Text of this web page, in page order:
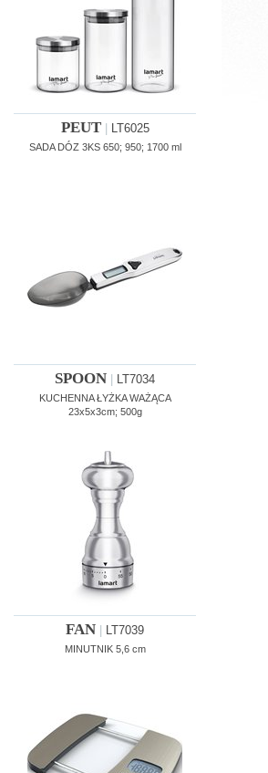
PEUT| LT6025
SADA DÓZ 3KS 650; 950; 1700 ml
SPOON LT7034
KUCHENNA ŁYŻKA WAŻĄCA
23x5x3cm; 500g
FAN LT7039
MINUTNIK 5,6 cm